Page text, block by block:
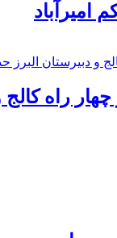
امیرآباد
كالج و